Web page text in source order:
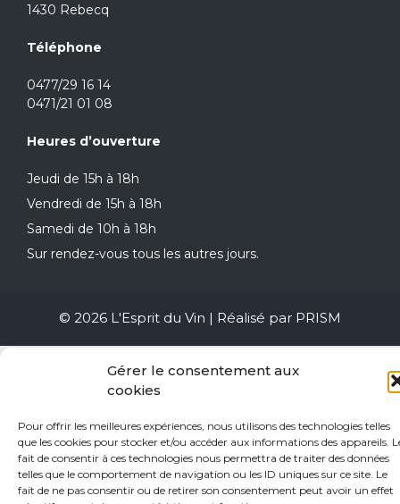
Gérer le consentement aux
cookies
Pour offrir les meilleures expériences, nous utilisons des technologies telles
que les cookies pour stocker et/ou accéder aux informations des appareils.
fait de consentir à ces technologies nous permettra de traiter des données
telles que le comportement de navigation ou les ID uniques sur ce site. Le
fait de ne pas consentir ou de retirer son consentement peut avoir un effet
1430 Rebecq
Téléphone
0477/29 16 14
0471/21 01 08
Heures d’ouverture
Jeudi de 15h à 18h
Vendredi de 15h à 18h
Samedi de 10h à 18h
Sur rendez-vous tous les autres jours.
© 2026 L'Esprit du Vin | Réalisé par PRISM